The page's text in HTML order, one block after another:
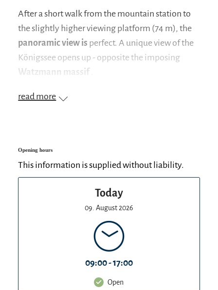
After a short walk from the mountain station to
the slightly higher viewing platform (74 m), the
panoramic view is perfect. A unique view of the
Königssee opens up - opposite the imposing
Watzmann massif
alpine pastures and striking mountain peaks
around the Jenner, Schönau's local mountain is
The two cozy restaurants HALBZEIT (at the
middle station) and JENNERALM (at the
mountain station) with theirregional delicacies
are the perfect stop for every excursion on the
Information on current prices and opening times
read more
Opening hours
This information is supplied without liability.
Today
09. August 2026
09:00 - 17:00
Open